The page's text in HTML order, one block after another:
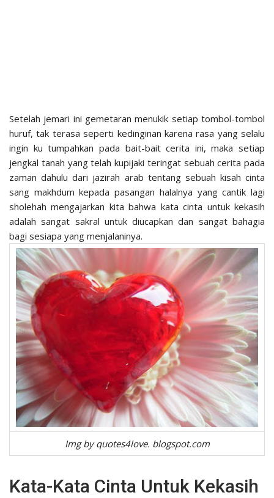
Setelah jemari ini gemetaran menukik setiap tombol-tombol
huruf, tak terasa seperti kedinginan karena rasa yang selalu
ingin ku tumpahkan pada bait-bait cerita ini, maka setiap
jengkal tanah yang telah kupijaki teringat sebuah cerita pada
zaman dahulu dari jazirah arab tentang sebuah kisah cinta
sang makhdum kepada pasangan halalnya yang cantik lagi
sholehah mengajarkan kita bahwa kata cinta untuk kekasih
adalah sangat sakral untuk diucapkan dan sangat bahagia
bagi sesiapa yang menjalaninya.
Img by quotes4love. blogspot.com
Kata-Kata Cinta Untuk Kekasih